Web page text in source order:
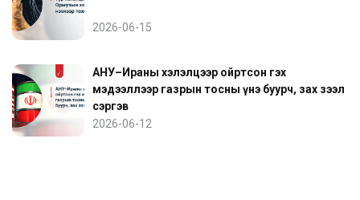
2026-06-15
АНУ–Ираны хэлэлцээр ойртсон гэх
мэдээллээр газрын тосны үнэ буурч, зах зээл
сэргэв
2026-06-12